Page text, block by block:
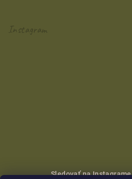
Instagram
Sledovať na Instagrame